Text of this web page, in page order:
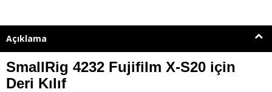
Açıklama
SmallRig 4232 Fujifilm X-S20 için
Deri Kılıf